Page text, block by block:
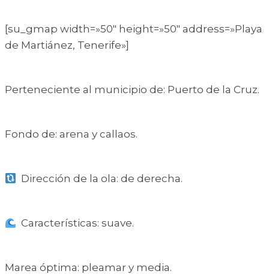
[su_gmap width=»50″ height=»50″ address=»Playa
de Martiánez, Tenerife»]
Perteneciente al municipio de: Puerto de la Cruz.
Fondo de: arena y callaos.
Dirección de la ola: de derecha.
Características: suave.
Marea óptima: pleamar y media.